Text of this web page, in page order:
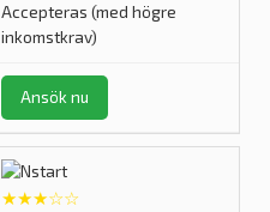
Accepteras (med högre
inkomstkrav)
Ansök nu
★★★☆☆